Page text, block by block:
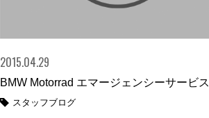
2015.04.29
BMW Motorrad エマージェンシーサービス
スタッフブログ